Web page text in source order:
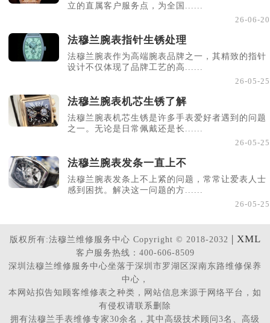
立的直属客户服务点，为全国......
26-06-20
法穆兰腕表指针生锈处理
法穆兰腕表作为高端腕表品牌之一，其精致的指针
设计不仅体现了品牌工艺的高......
26-05-25
法穆兰腕表机芯生锈了解
法穆兰腕表机芯生锈是许多手表爱好者遇到的问题
之一。无论是日常佩戴还是长......
26-05-25
法穆兰腕表发条一直上不
法穆兰腕表发条上不上紧的问题，常常让爱表人士
感到困扰。解决这一问题的方......
26-05-25
版权所有:法穆兰维修服务中心 Copyright © 2018-2032 | XML
客户服务热线：400-606-8509
深圳法穆兰维修服务中心坐落于深圳市罗湖区深南东路维修保养
中心，
本网站拟告知顾客维修表之种类，网站信息来源于网络平台，如
有侵权请联系删除
拥有法穆兰手表维修专家30余名，其中高级技术顾问3名、高级